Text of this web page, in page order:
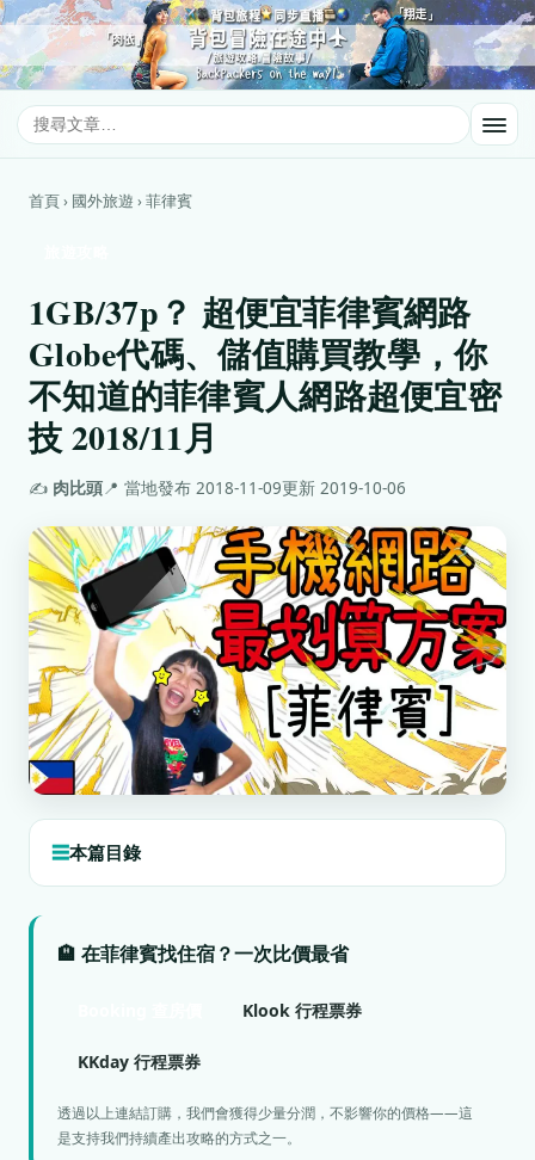
首頁 › 國外旅遊 › 菲律賓
1GB/37p？ 超便宜菲律賓網路
Globe代碼、儲值購買教學，你
不知道的菲律賓人網路超便宜密
技 2018/11月
✍️ 肉比頭📍 當地發布 2018-11-09更新 2019-10-06
本篇目錄
🏨 在菲律賓找住宿？一次比價最省
Klook 行程票券
KKday 行程票券
透過以上連結訂購，我們會獲得少量分潤，不影響你的價格——這
是支持我們持續產出攻略的方式之一。